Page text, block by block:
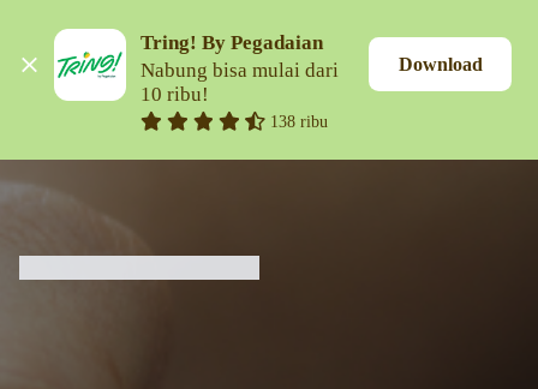
Tring! By Pegadaian
Nabung bisa mulai dari
10 ribu!
138 ribu
Download